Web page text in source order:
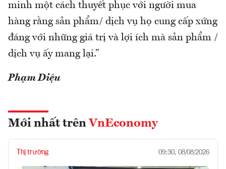
minh một cách thuyết phục với người mua
hàng rằng sản phẩm/ dịch vụ họ cung cấp xứng
đáng với những giá trị và lợi ích mà sản phẩm /
dịch vụ ấy mang lại.”
Phạm Diệu
Mới nhất trên VnEconomy
Thị trường 09:30, 08/08/2026